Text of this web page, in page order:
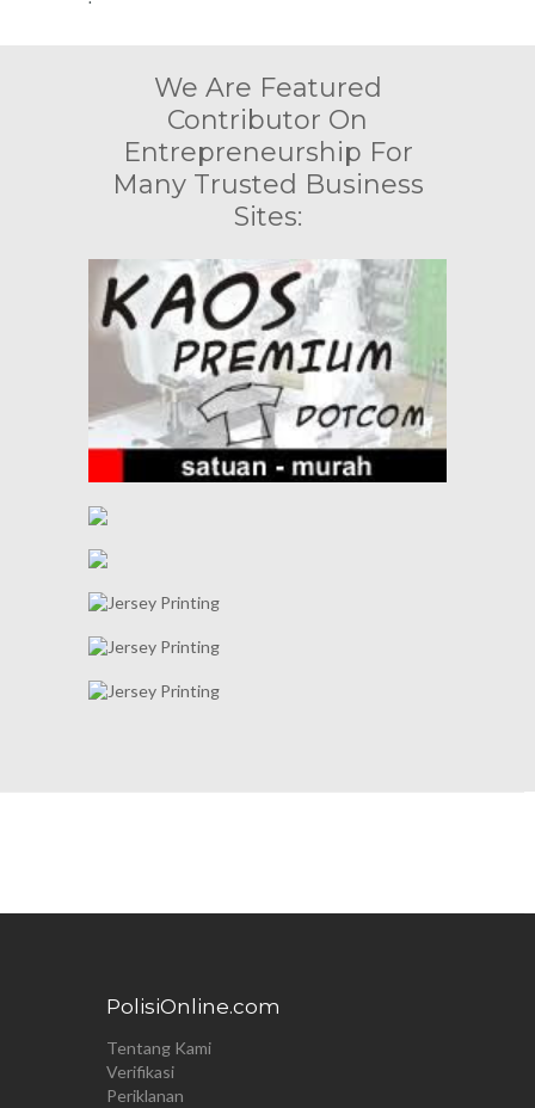
We Are Featured
Contributor On
Entrepreneurship For
Many Trusted Business
Sites:
PolisiOnline.com
Tentang Kami
Verifikasi
Periklanan